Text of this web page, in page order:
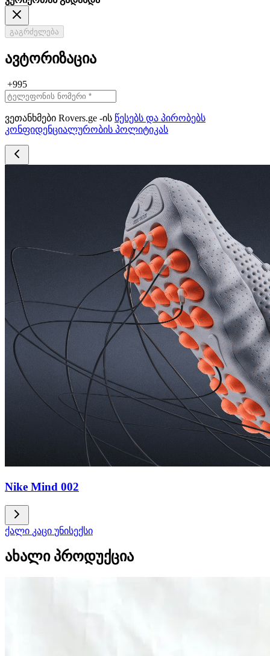
გაგრძელება
ავტორიზაცია
+995
ვეთანხმები Rovers.ge -ის წესებს და პირობებს
კონფიდენციალურობის პოლიტიკას
Nike Mind 002
ქალი კაცი უნისექსი
ახალი პროდუქცია